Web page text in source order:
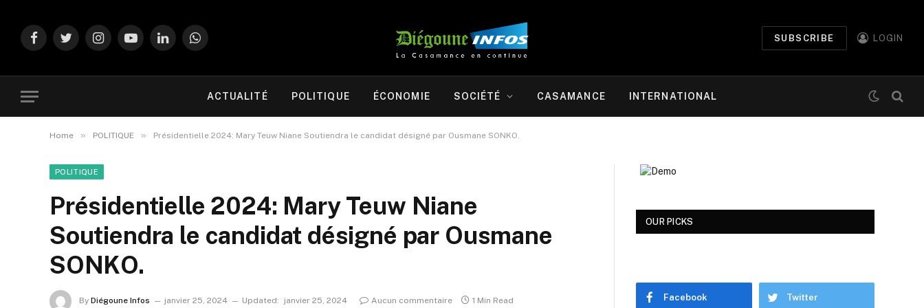
FacebookTwitterInstagramYouTubeLinkedInWhatsApp
SUBSCRIBE LOGIN
ACTUALITÉ POLITIQUE ÉCONOMIE SOCIÉTÉ CASAMANCE INTERNATIONAL
Home » POLITIQUE » Présidentielle 2024: Mary Teuw Niane Soutiendra le candidat désigné par Ousmane SONKO.
POLITIQUE
Présidentielle 2024: Mary Teuw Niane
Soutiendra le candidat désigné par Ousmane
SONKO.
By Diégoune Infos janvier 25, 2024 Updated: janvier 25, 2024 Aucun commentaire 1 Min Read
OUR PICKS
Facebook Twitter